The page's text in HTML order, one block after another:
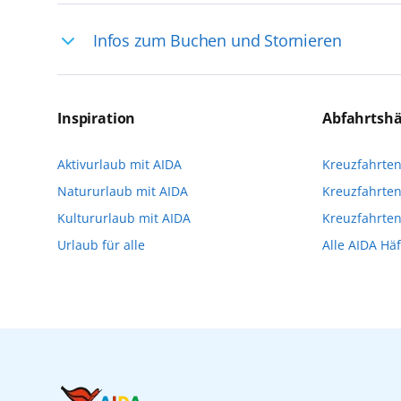
selten, sodass dort englischsprachige
das Reiseerlebnis
Infos zum Buchen und Stornieren
Reservierungsanfrage über aida.de/
Verfügung stehen. Deshalb empfehlen
vorzunehmen.
Inspiration
Aktivurlaub mit AIDA
Natururlaub mit AIDA
Kultururlaub mit AIDA
Urlaub für alle
Alle AIDA